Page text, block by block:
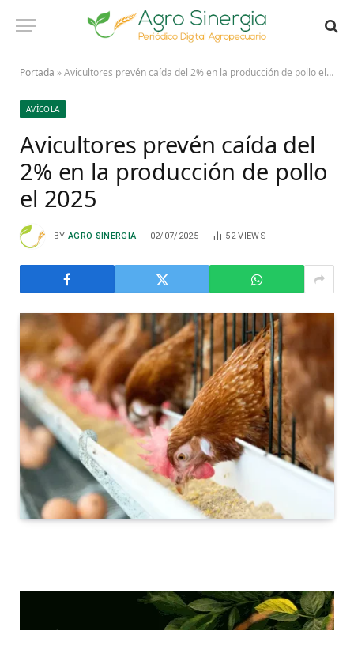
Portada »Avicultores prevén caída del 2% en la producción de pollo el 2025
AVÍCOLA
Avicultores prevén caída del
2% en la producción de pollo
el 2025
BY AGRO SINERGIA 02/07/2025 52VIEWS